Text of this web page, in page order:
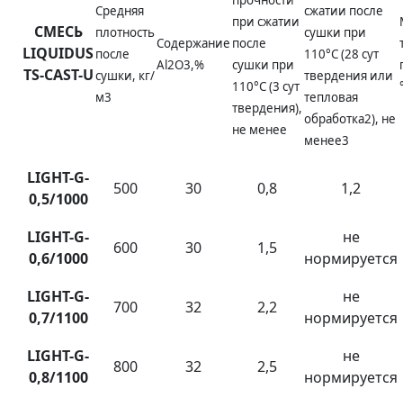
СМЕСЬ
LIQUIDUS
TS-CAST-U
Средняя
плотность
после
сушки, кг/
м3
Содержание
Al­2O3,%
при сжатии
после
сушки при
110°С (3 сут
твердения),
не менее
сжатии после
сушки при
110°С (28 сут
твердения или
тепловая
обработка2), не
менее3
LIGHT-G-
0,5/1000
500 30 0,8 1,2
LIGHT-G-
0,6/1000
600 30 1,5
не
нормируется
LIGHT-G-
0,7/1100
700 32 2,2
не
нормируется
LIGHT-G-
0,8/1100
800 32 2,5
не
нормируется